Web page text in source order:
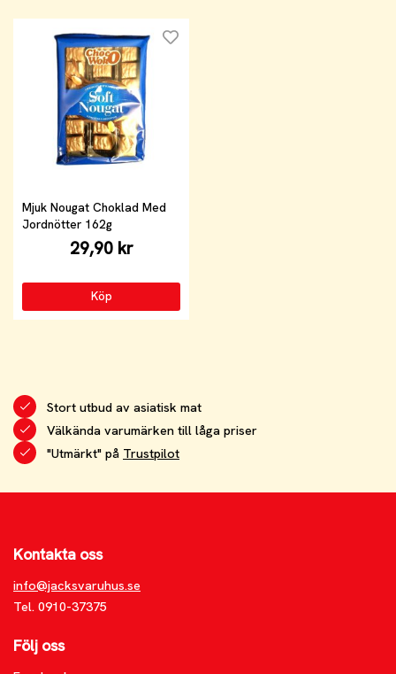
Mjuk Nougat Choklad Med
Jordnötter 162g
29,90 kr
Köp
Stort utbud av asiatisk mat
Välkända varumärken till låga priser
"Utmärkt" på Trustpilot
Kontakta oss
info@jacksvaruhus.se
Tel. 0910-37375
Följ oss